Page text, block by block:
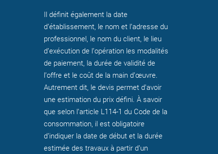
Il définit également la date
d’établissement, le nom et l’adresse du
professionnel, le nom du client, le lieu
d’exécution de l’opération les modalités
de paiement, la durée de validité de
l’offre et le coût de la main d’œuvre.
Autrement dit, le devis permet d’avoir
une estimation du prix défini. À savoir
que selon l’article L114-1 du Code de la
consommation, il est obligatoire
d’indiquer la date de début et la durée
estimée des travaux à partir d’un